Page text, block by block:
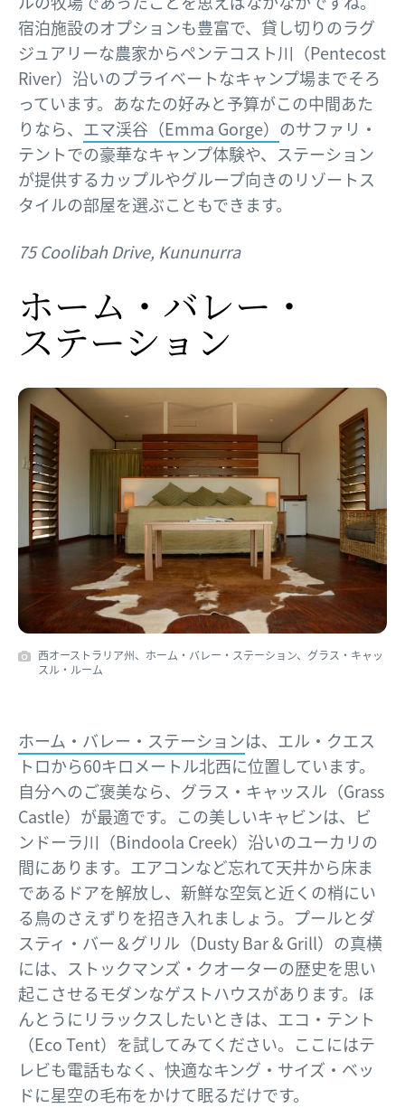
宿泊施設のオプションも豊富で、貸し切りのラグ
ジュアリーな農家からペンテコスト川（Pentecost
River）沿いのプライベートなキャンプ場までそろ
っています。あなたの好みと予算がこの中間あた
りなら、 エマ渓谷（Emma Gorge） のサファリ・
テントでの豪華なキャンプ体験や、ステーション
が提供するカップルやグループ向きのリゾートス
タイルの部屋を選ぶこともできます。
75 Coolibah Drive, Kununurra
ホーム・バレー・
ステーション
西オーストラリア州、ホーム・バレー・ステーション、グラス・キャッ
スル・ルーム
ホーム・バレー・ステーションは、エル・クエス
トロから60キロメートル北西に位置しています。
自分へのご褒美なら、グラス・キャッスル（Grass
Castle）が最適です。この美しいキャビンは、ビ
ンドーラ川（Bindoola Creek）沿いのユーカリの
間にあります。エアコンなど忘れて天井から床ま
であるドアを解放し、新鮮な空気と近くの梢にい
る鳥のさえずりを招き入れましょう。プールとダ
スティ・バー＆グリル（Dusty Bar & Grill）の真横
には、ストックマンズ・クオーターの歴史を思い
起こさせるモダンなゲストハウスがあります。ほ
んとうにリラックスしたいときは、エコ・テント
（Eco Tent）を試してみてください。ここにはテ
レビも電話もなく、快適なキング・サイズ・ベッ
ドに星空の毛布をかけて眠るだけです。